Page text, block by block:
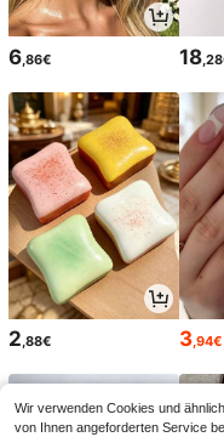
6 ,86€ 18
2 ,88€ 3,94€
Wir verwenden Cookies und
von Ihnen angeforderten Service